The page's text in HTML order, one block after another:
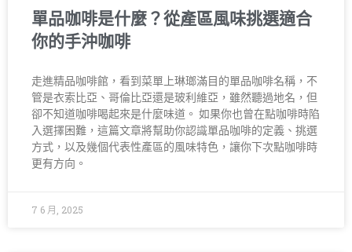
單品咖啡是什麼？從產區風味挑選適合
你的手沖咖啡
走進精品咖啡館，看到菜單上琳瑯滿目的單品咖啡名稱，不
管是衣索比亞、哥倫比亞還是玻利維亞，雖然聽過地名，但
卻不知道咖啡喝起來是什麼味道。 如果你也曾在點咖啡時陷
入選擇困難，這篇文章將幫助你認識單品咖啡的定義、挑選
方式，以及幾個代表性產區的風味特色，讓你下次點咖啡時
更有方向。
7 6 月, 2025